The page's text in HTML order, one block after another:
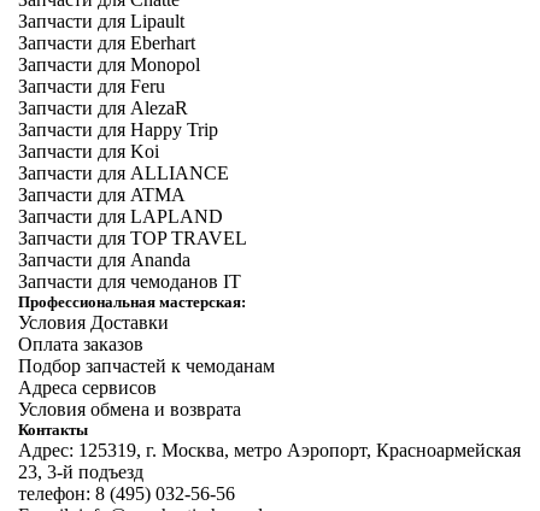
Запчасти для Lipault
Запчасти для Eberhart
Запчасти для Monopol
Запчасти для Feru
Запчасти для AlezaR
Запчасти для Happy Trip
Запчасти для Koi
Запчасти для ALLIANCE
Запчасти для ATMA
Запчасти для LAPLAND
Запчасти для TOP TRAVEL
Запчасти для Ananda
Запчасти для чемоданов IT
Профессиональная мастерская:
Условия Доставки
Оплата заказов
Подбор запчастей к чемоданам
Адреса сервисов
Условия обмена и возврата
Контакты
Адрес: 125319, г. Москва, метро Аэропорт, Красноармейская
23, 3-й подъезд
телефон: 8 (495) 032-56-56